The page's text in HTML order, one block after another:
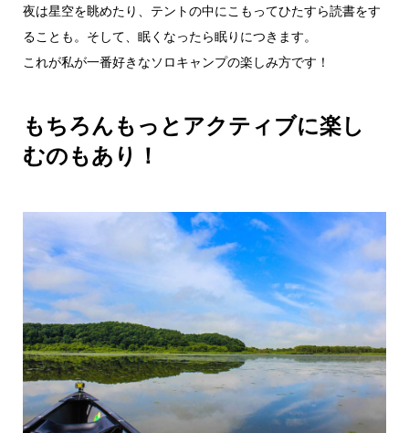
夜は星空を眺めたり、テントの中にこもってひたすら読書をす
ることも。そして、眠くなったら眠りにつきます。
これが私が一番好きなソロキャンプの楽しみ方です！
もちろんもっとアクティブに楽し
むのもあり！